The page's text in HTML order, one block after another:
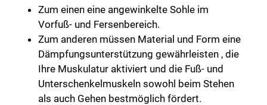
Zum einen eine angewinkelte Sohle im
Vorfuß- und Fersenbereich.
Zum anderen müssen Material und Form eine
Dämpfungsunterstützung gewährleisten , die
Ihre Muskulatur aktiviert und die Fuß- und
Unterschenkelmuskeln sowohl beim Stehen
als auch Gehen bestmöglich fördert.